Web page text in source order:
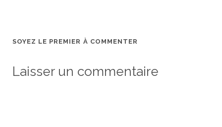
SOYEZ LE PREMIER À COMMENTER
Laisser un commentaire